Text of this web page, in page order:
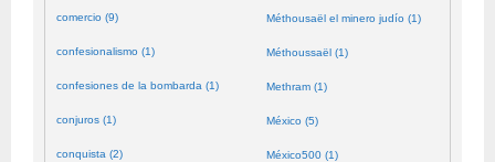
comercio (9)
confesionalismo (1)
confesiones de la bombarda (1)
conjuros (1)
conquista (2)
Méthousaël el minero judío (1)
Méthoussaël (1)
Methram (1)
México (5)
México500 (1)